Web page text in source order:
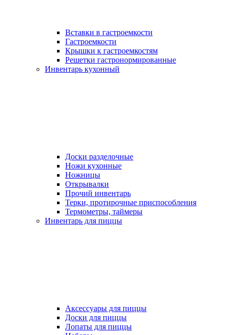
Вставки в гастроемкости
Гастроемкости
Крышки к гастроемкостям
Решетки гастронормированные
Инвентарь кухонный
Доски разделочные
Ножи кухонные
Ножницы
Открывалки
Прочий инвентарь
Терки, протирочные приспособления
Термометры, таймеры
Инвентарь для пиццы
Аксессуары для пиццы
Доски для пиццы
Лопаты для пиццы